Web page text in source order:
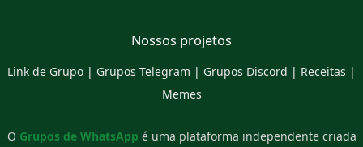
Nossos projetos
Link de Grupo | Grupos Telegram | Grupos Discord | Receitas |
Memes
O Grupos de WhatsApp é uma plataforma independente criada